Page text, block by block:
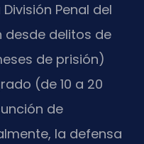
Penal del
desde delitos de
de prisión)
(de 10 a 20
de
la defensa